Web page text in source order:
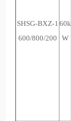
SHSG-BXZ-1
600/800/200
60k
W